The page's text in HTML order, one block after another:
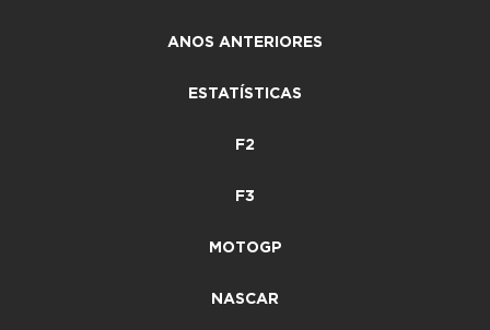
ANOS ANTERIORES
ESTATÍSTICAS
F2
F3
MOTOGP
NASCAR